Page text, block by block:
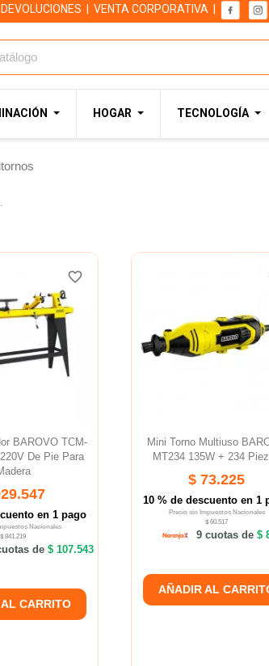
VENTA CORPORATIVA
HOGAR TECNOLOGÍA
BAROVO TCM-
De Pie Para
en 1 pago
Nacionales
$ 841.219
de$ 107.543
CARRITO
favorite_border
favorite_border
Mini Torno Multiuso
MT234 135W + 234
$ 73.225
10 % de descuento en 1
Precio sin Impuestos Nacionales
$ 60.517
9 cuotas de$
AÑADIR AL